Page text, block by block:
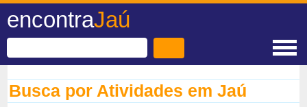
encontraJaú
Busca por Atividades em Jaú